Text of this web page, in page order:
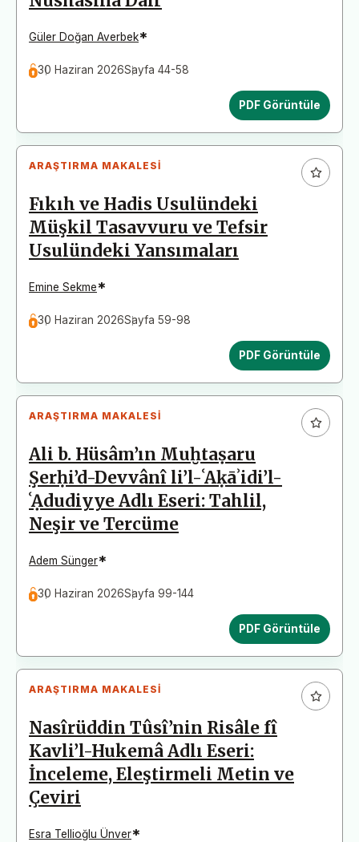
Güler Doğan Averbek*
30 Haziran 2026Sayfa 44-58
PDF Görüntüle
ARAŞTIRMA MAKALESI
Fıkıh ve Hadis Usulündeki
Müşkil Tasavvuru ve Tefsir
Usulündeki Yansımaları
Emine Sekme*
30 Haziran 2026Sayfa 59-98
PDF Görüntüle
ARAŞTIRMA MAKALESI
Ali b. Hüsâm’ın Muḫtaṣaru
Şerḥi’d-Devvânî li’l-ʿAḳāʾidi’l-
ʿẠdudiyye Adlı Eseri: Tahlil,
Neşir ve Tercüme
Adem Sünger*
30 Haziran 2026Sayfa 99-144
PDF Görüntüle
ARAŞTIRMA MAKALESI
Nasîrüddin Tûsî’nin Risâle fî
Kavli’l-Hukemâ Adlı Eseri:
İnceleme, Eleştirmeli Metin ve
Çeviri
Esra Tellioğlu Ünver*